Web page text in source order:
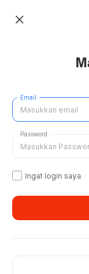
close
Email
Password
Ingat login saya